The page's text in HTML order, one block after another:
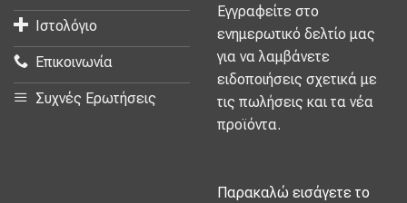
Ιστολόγιο
Επικοινωνία
Συχνές Ερωτήσεις
Εγγραφείτε στο
ενημερωτικό δελτίο μας
για να λαμβάνετε
ειδοποιήσεις σχετικά με
τις πωλήσεις και τα νέα
προϊόντα.
Παρακαλώ εισάγετε το